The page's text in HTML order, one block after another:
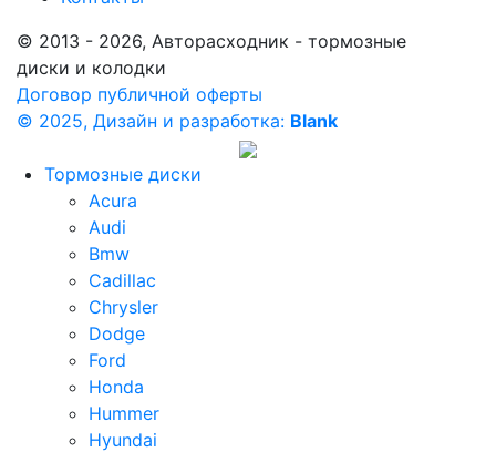
© 2013 - 2026, Авторасходник - тормозные
диски и колодки
Договор публичной оферты
© 2025, Дизайн и разработка: Blank
Тормозные диски
Acura
Audi
Bmw
Cadillac
Chrysler
Dodge
Ford
Honda
Hummer
Hyundai